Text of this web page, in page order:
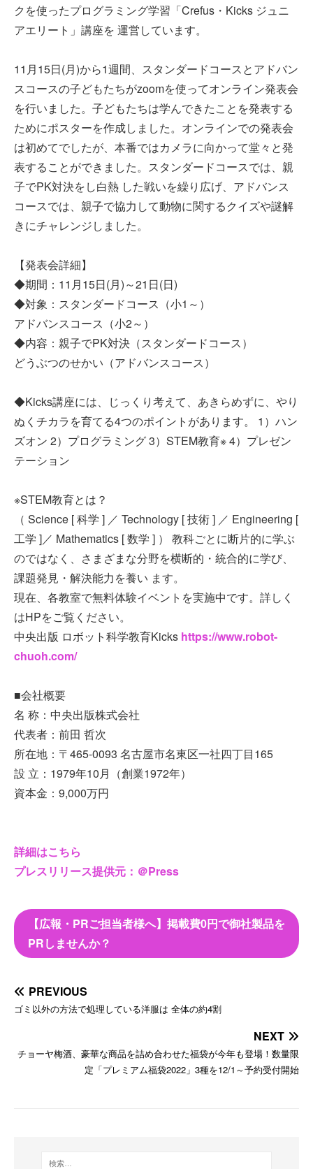
クを使ったプログラミング学習「Crefus・Kicks ジュニ
アエリート」講座を 運営しています。
11月15日(月)から1週間、スタンダードコースとアドバン
スコースの子どもたちがzoomを使ってオンライン発表会
を行いました。子どもたちは学んできたことを発表する
ためにポスターを作成しました。オンラインでの発表会
は初めてでしたが、本番ではカメラに向かって堂々と発
表することができました。スタンダードコースでは、親
子でPK対決をし白熱 した戦いを繰り広げ、アドバンス
コースでは、親子で協力して動物に関するクイズや謎解
きにチャレンジしました。
【発表会詳細】
◆期間：11月15日(月)～21日(日)
◆対象：スタンダードコース（小1～）
アドバンスコース（小2～）
◆内容：親子でPK対決（スタンダードコース）
どうぶつのせかい（アドバンスコース）
◆Kicks講座には、じっくり考えて、あきらめずに、やり
ぬくチカラを育てる4つのポイントがあります。 1）ハン
ズオン 2）プログラミング 3）STEM教育※ 4）プレゼン
テーション
※STEM教育とは？
（ Science [ 科学 ] ／ Technology [ 技術 ] ／ Engineering [
工学 ]／ Mathematics [ 数学 ] ） 教科ごとに断片的に学ぶ
のではなく、さまざまな分野を横断的・統合的に学び、
課題発見・解決能力を養い ます。
現在、各教室で無料体験イベントを実施中です。詳しく
はHPをご覧ください。
中央出版 ロボット科学教育Kicks https://www.robot-
chuoh.com/
■会社概要
名 称：中央出版株式会社
代表者：前田 哲次
所在地：〒465-0093 名古屋市名東区一社四丁目165
設 立：1979年10月（創業1972年）
資本金：9,000万円
詳細はこちら
プレスリリース提供元：＠Press
【広報・PRご担当者様へ】掲載費0円で御社製品を
PRしませんか？
PREVIOUS
ゴミ以外の方法で処理している洋服は 全体の約4割
NEXT
チョーヤ梅酒、豪華な商品を詰め合わせた福袋が今年も登場！数量限
定「プレミアム福袋2022」3種を12/1～予約受付開始